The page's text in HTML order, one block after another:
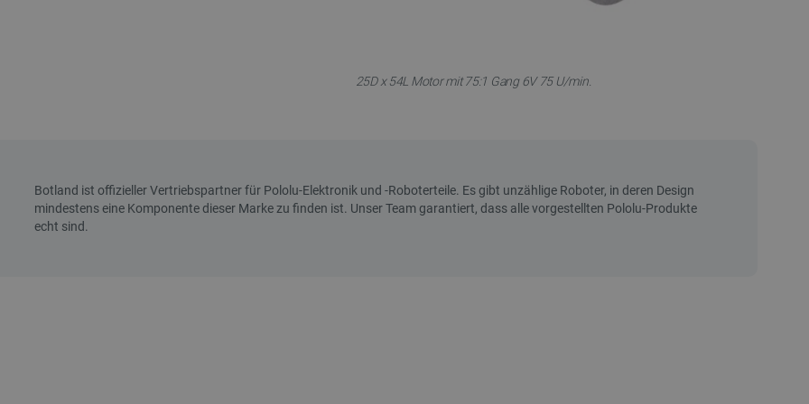
25D x 54L Motor mit 75:1 Gang 6V 75 U/min.